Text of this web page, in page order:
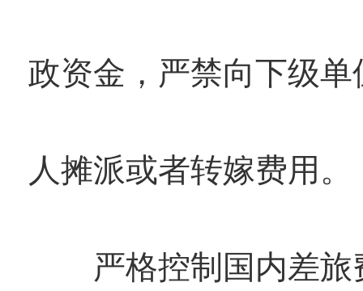
政资金，严禁向下级
人摊派或者转嫁费用。
严格控制国内差旅